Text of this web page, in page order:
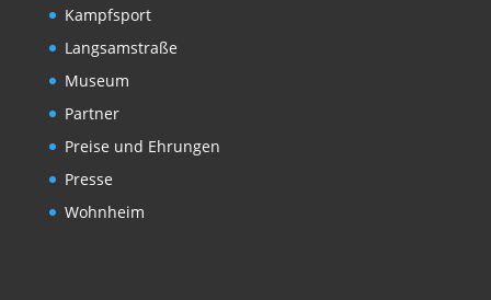
Kampfsport
Langsamstraße
Museum
Partner
Preise und Ehrungen
Presse
Wohnheim